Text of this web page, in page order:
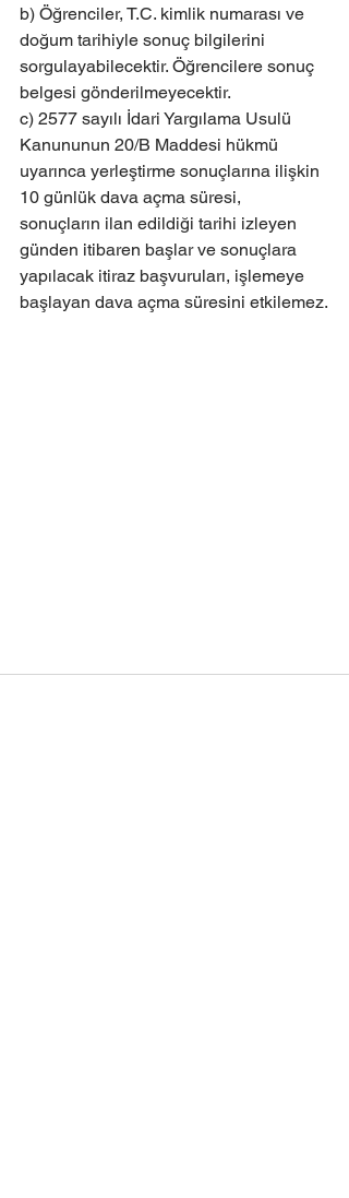
b) Öğrenciler, T.C. kimlik numarası ve
doğum tarihiyle sonuç bilgilerini
sorgulayabilecektir. Öğrencilere sonuç
belgesi gönderilmeyecektir.
c) 2577 sayılı İdari Yargılama Usulü
Kanununun 20/B Maddesi hükmü
uyarınca yerleştirme sonuçlarına ilişkin
10 günlük dava açma süresi,
sonuçların ilan edildiği tarihi izleyen
günden itibaren başlar ve sonuçlara
yapılacak itiraz başvuruları, işlemeye
başlayan dava açma süresini etkilemez.